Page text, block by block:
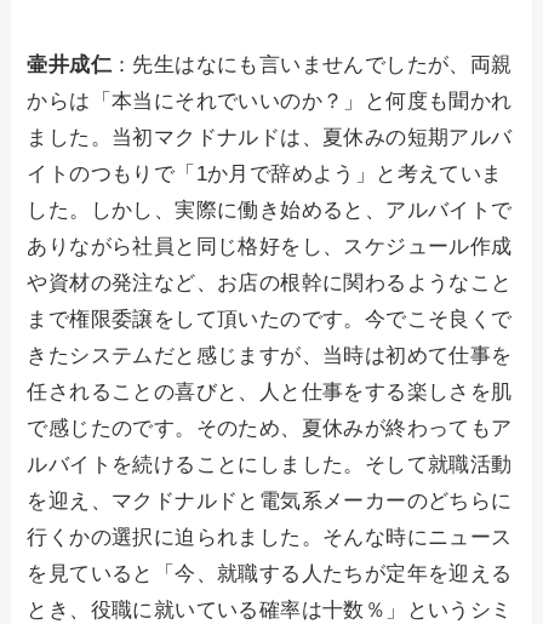
壷井成仁 ：先生はなにも言いませんでしたが、両親
からは「本当にそれでいいのか？」と何度も聞かれ
ました。当初マクドナルドは、夏休みの短期アルバ
イトのつもりで「1か月で辞めよう」と考えていま
した。しかし、実際に働き始めると、アルバイトで
ありながら社員と同じ格好をし、スケジュール作成
や資材の発注など、お店の根幹に関わるようなこと
まで権限委譲をして頂いたのです。今でこそ良くで
きたシステムだと感じますが、当時は初めて仕事を
任されることの喜びと、人と仕事をする楽しさを肌
で感じたのです。そのため、夏休みが終わってもア
ルバイトを続けることにしました。そして就職活動
を迎え、マクドナルドと電気系メーカーのどちらに
行くかの選択に迫られました。そんな時にニュース
を見ていると「今、就職する人たちが定年を迎える
とき、役職に就いている確率は十数％」というシミ